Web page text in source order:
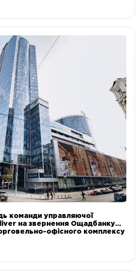
команди управляючої
на звернення Ощадбанку
офісного комплексу